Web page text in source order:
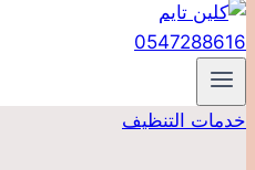
خدمات التنظيف